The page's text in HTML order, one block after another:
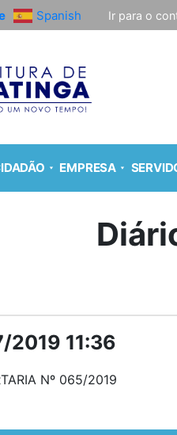
Spanish Ir para o
EMPRESA
2019 11:36
Nº 065/2019